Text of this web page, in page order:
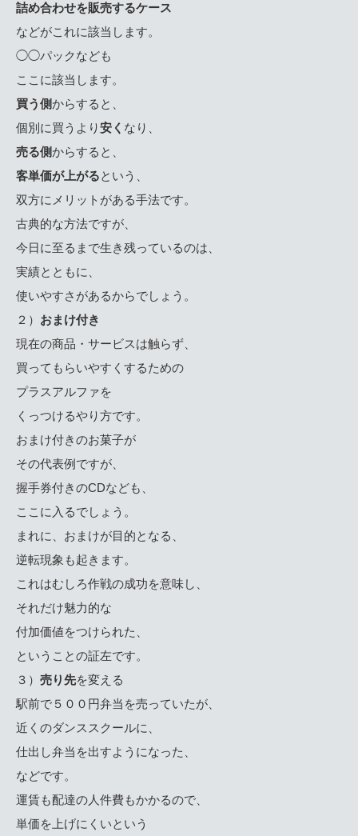
詰め合わせを販売するケース
などがこれに該当します。
◯◯パックなども
ここに該当します。
買う側からすると、
個別に買うより安く なり、
売る側からすると、
客単価が上がるという、
双方にメリットがある手法です。
古典的な方法ですが、
今日に至るまで生き残っているのは、
実績とともに、
使いやすさがあるからでしょう。
２） おまけ付き
現在の商品・サービスは触らず、
買ってもらいやすくするための
プラスアルファを
くっつけるやり方です。
おまけ付きのお菓子が
その代表例ですが、
握手券付きのCDなども、
ここに入るでしょう。
まれに、おまけが目的となる、
逆転現象も起きます。
これはむしろ作戦の成功を意味し、
それだけ魅力的な
付加価値をつけられた、
ということの証左です。
３） 売り先を変える
駅前で５００円弁当を売っていたが、
近くのダンススクールに、
仕出し弁当を出すようになった、
などです。
運賃も配達の人件費もかかるので、
単価を上げにくいという